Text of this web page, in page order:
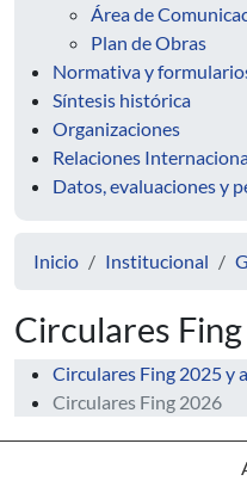
Área de
Plan de Obras
Normativa y
Síntesis histórica
Organizaciones
Relaciones
Datos, evaluaciones y
Inicio Institucional
Circulares Fing
Circulares Fing 2025 y
Circulares Fing 2026